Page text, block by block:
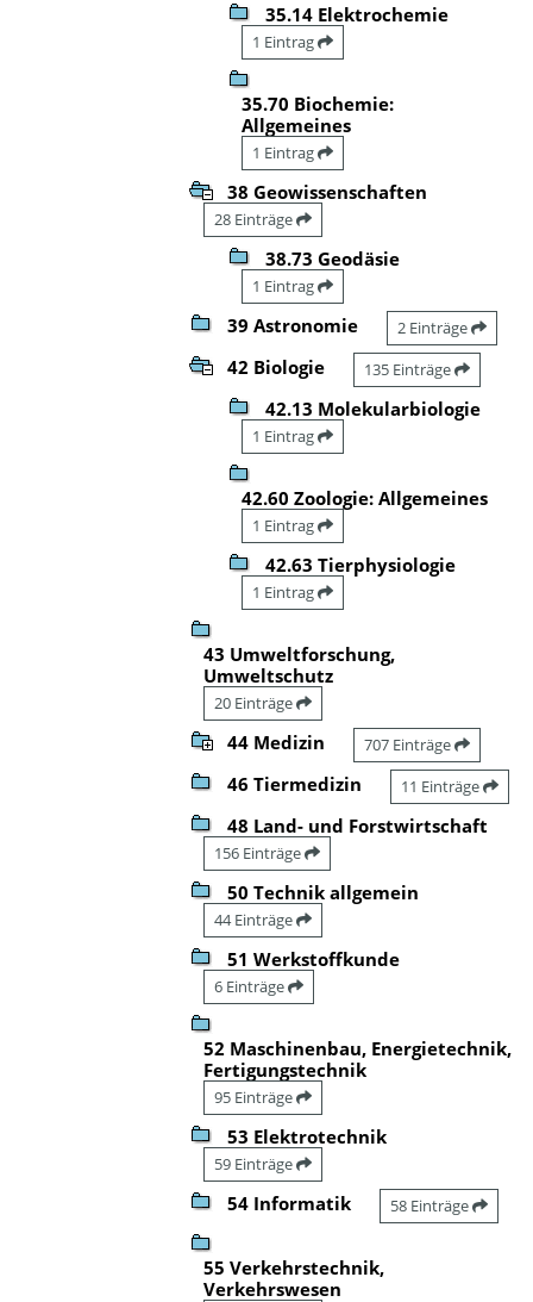
35.14 Elektrochemie
1 Eintrag
35.70 Biochemie:
Allgemeines
1 Eintrag
38 Geowissenschaften
28 Einträge
38.73 Geodäsie
1 Eintrag
39 Astronomie 2 Einträge
42 Biologie 135 Einträge
42.13 Molekularbiologie
1 Eintrag
42.60 Zoologie: Allgemeines
1 Eintrag
42.63 Tierphysiologie
1 Eintrag
43 Umweltforschung,
Umweltschutz
20 Einträge
44 Medizin 707 Einträge
46 Tiermedizin 11 Einträge
48 Land- und Forstwirtschaft
156 Einträge
50 Technik allgemein
44 Einträge
51 Werkstoffkunde
6 Einträge
52 Maschinenbau, Energietechnik,
Fertigungstechnik
95 Einträge
53 Elektrotechnik
59 Einträge
54 Informatik 58 Einträge
55 Verkehrstechnik,
Verkehrswesen